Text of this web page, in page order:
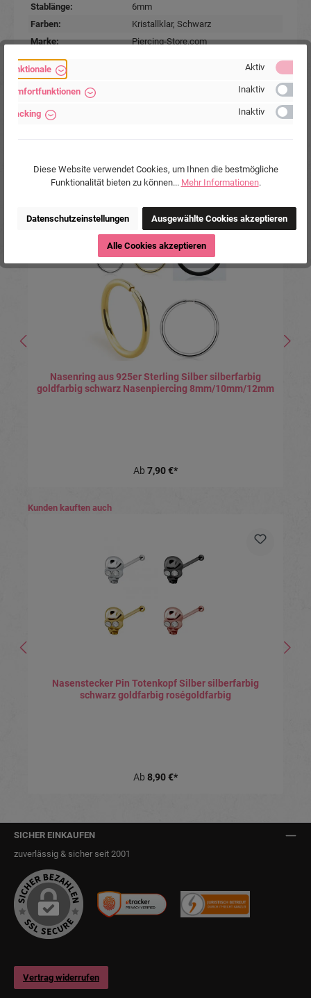
Stablänge:
6mm
Farben:
Kristallklar, Schwarz
Marke:
Piercing-Store.com
Hersteller:
Wehrhainer Lindenstr. 28, 04936
Tipp
Nasenring aus 925er Sterling Silber silberfarbig
goldfarbig schwarz Nasenpiercing 8mm/10mm/12mm
Ab 7,90 €*
Produktgalerie überspringen
Kunden kauften auch
Nasenstecker Pin Totenkopf Silber silberfarbig
schwarz goldfarbig roségoldfarbig
Ab 8,90 €*
SICHER EINKAUFEN
zuverlässig & sicher seit 2001
Vertrag widerrufen
Funktionale Aktiv
Komfortfunktionen Inaktiv
Tracking Inaktiv
Diese Website verwendet Cookies, um Ihnen die bestmögliche
Funktionalität bieten zu können... Mehr Informationen.
Datenschutzeinstellungen Ausgewählte Cookies akzeptieren
Alle Cookies akzeptieren